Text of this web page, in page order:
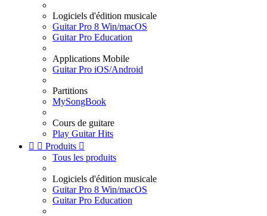
Logiciels d'édition musicale
Guitar Pro 8 Win/macOS
Guitar Pro Education
Applications Mobile
Guitar Pro iOS/Android
Partitions
MySongBook
Cours de guitare
Play Guitar Hits
  Produits 
Tous les produits
Logiciels d'édition musicale
Guitar Pro 8 Win/macOS
Guitar Pro Education